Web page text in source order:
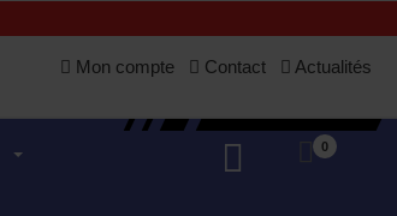
Mon compte Contact Actualités
0